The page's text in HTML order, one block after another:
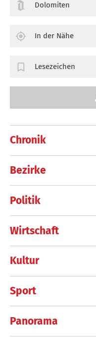
Chronik
Bezirke
Politik
Wirtschaft
Kultur
Sport
Panorama
Dolomiten
In der Nähe
Lesezeichen